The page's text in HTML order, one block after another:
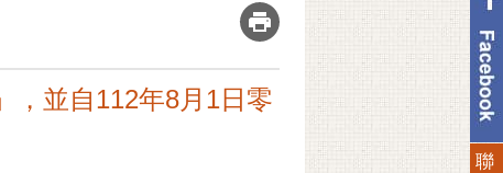
_
，並自112年8月1日零
聯